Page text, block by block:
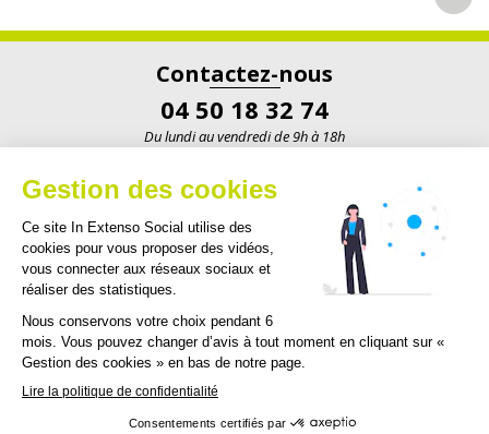
Contactez-nous
04 50 18 32 74
Du lundi au vendredi de 9h à 18h
ENVOYEZ UN EMAIL
Votre espace
Inexpaie
Suivez-nous sur
les réseaux sociaux